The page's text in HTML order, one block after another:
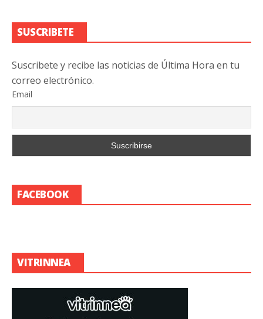
SUSCRIBETE
Suscribete y recibe las noticias de Última Hora en tu
correo electrónico.
Email
FACEBOOK
VITRINNEA